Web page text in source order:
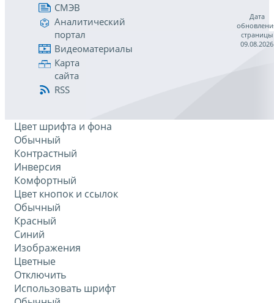
СМЭВ
Аналитический
портал
Видеоматериалы
Карта
сайта
RSS
Дата
страницы
09.08.2026
Цвет шрифта и фона
Обычный
Контрастный
Инверсия
Комфортный
Цвет кнопок и ссылок
Обычный
Красный
Синий
Изображения
Цветные
Отключить
Использовать шрифт